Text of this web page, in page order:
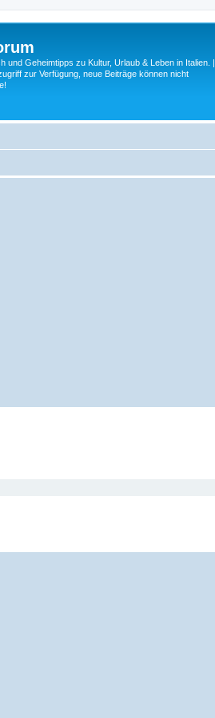
Geheimtipps zu Kultur, Urlaub & Leben in Italien. |
zur Verfügung, neue Beiträge können nicht